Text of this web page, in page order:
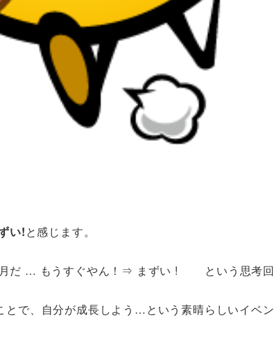
い!と感じます。
月だ … もうすぐやん！⇒ まずい ! という思考回
とで、自分が成長しよう…という素晴らしいイベン